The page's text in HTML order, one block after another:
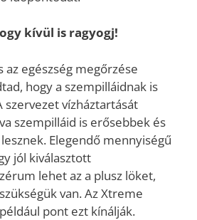
kívül is ragyogj!
az egészség megőrzése
hogy a szempilláidnak is
szervezet vízháztartását
szempilláid is erősebbek és
Elegendő mennyiségű
jól kiválasztott
lehet az a plusz löket,
van. Az Xtreme
pont ezt kínálják.